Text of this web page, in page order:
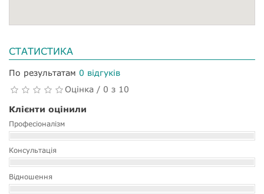
СТАТИСТИКА
По результатам 0 відгуків
Оцінка / 0 з 10
Клієнти оцінили
Професіоналізм
Консультація
Відношення